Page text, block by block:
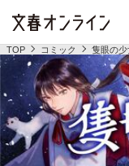
TOP コミック 隻眼の少